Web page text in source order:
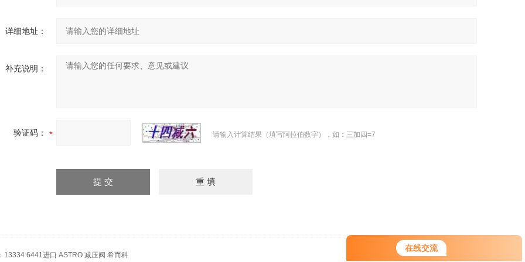
在线交流
详细地址：
补充说明：
验证码： 请输入计算结果（填写阿拉伯数字），如：三加四=7
13334 6441进口 ASTRO 减压阀 希而科